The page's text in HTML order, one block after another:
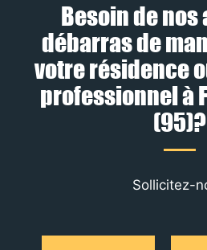
Besoin de nos
débarras de
votre résidence
professionnel à
(95)?
Sollicitez-